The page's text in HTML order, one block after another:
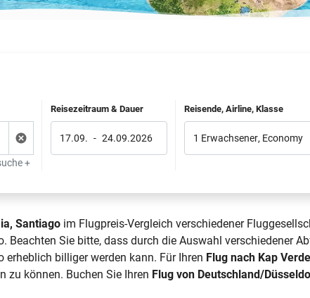
+
Reisezeitraum & Dauer
17.09. - 24.09.2026
Reisende, Airline, Klasse
1 Erwachsener, Economy
Santiago im Flugpreis-Vergleich verschiedener
Sie bitte, dass durch die Auswahl verschiedener
billiger werden kann. Für Ihren Flug nach Kap
zu können. Buchen Sie Ihren Flug von Deutschland/